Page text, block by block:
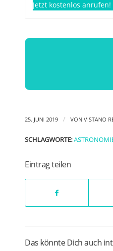
Jetzt kostenlos anrufen!
25. JUNI 2019 / VON VISTANO
SCHLAGWORTE:
Eintrag teilen
Das könnte Dich auch